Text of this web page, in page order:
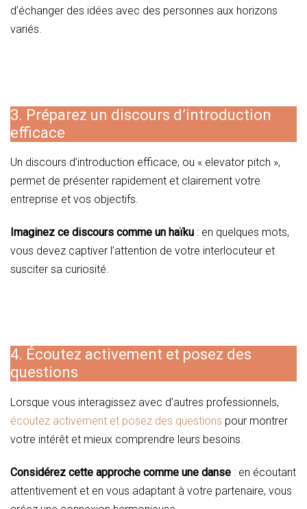
d’échanger des idées avec des personnes aux horizons
variés.
3. Préparez un discours d’introduction
efficace
Un discours d’introduction efficace, ou « elevator pitch »,
permet de présenter rapidement et clairement votre
entreprise et vos objectifs.
Imaginez ce discours comme un haïku : en quelques mots,
vous devez captiver l’attention de votre interlocuteur et
susciter sa curiosité.
4. Écoutez activement et posez des
questions
Lorsque vous interagissez avec d’autres professionnels,
écoutez activement et posez des questions pour montrer
votre intérêt et mieux comprendre leurs besoins.
Considérez cette approche comme une danse : en écoutant
attentivement et en vous adaptant à votre partenaire, vous